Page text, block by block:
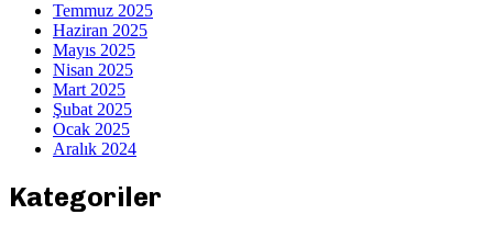
Temmuz 2025
Haziran 2025
Mayıs 2025
Nisan 2025
Mart 2025
Şubat 2025
Ocak 2025
Aralık 2024
Kategoriler